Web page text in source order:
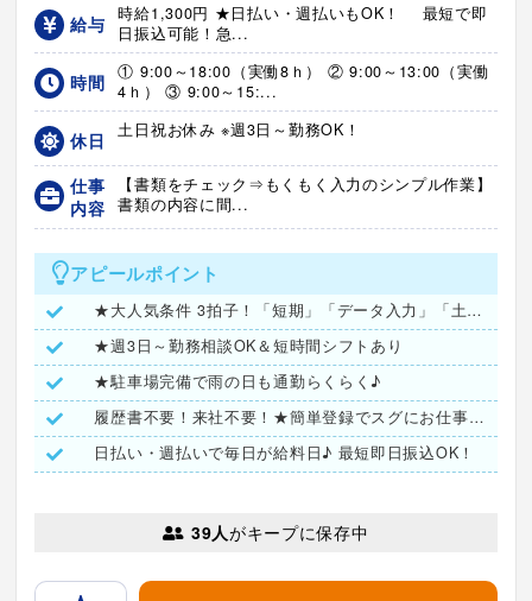
給与
時給1,300円 ★日払い・週払いもOK！ 最短で即
日振込可能！急...
時間
① 9:00～18:00（実働8ｈ） ② 9:00～13:00（実働
4ｈ） ③ 9:00～15:...
休日 土日祝お休み ※週3日～勤務OK！
仕事
内容
【書類をチェック⇒もくもく入力のシンプル作業】
書類の内容に間...
アピールポイント
★大人気条件 3拍子！「短期」「データ入力」「土日祝お休み」
★週3日～勤務相談OK＆短時間シフトあり
★駐車場完備で雨の日も通勤らくらく♪
履歴書不要！来社不要！★簡単登録でスグにお仕事探し可能★
日払い・週払いで毎日が給料日♪ 最短即日振込OK！
39人がキープに保存中